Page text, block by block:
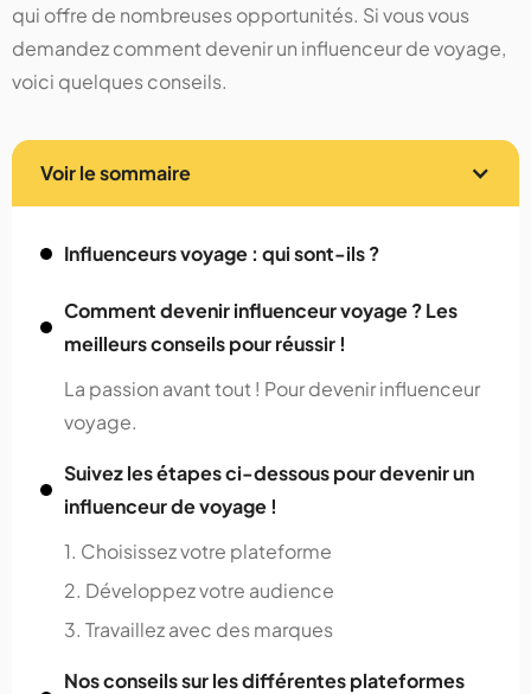
qui offre de nombreuses opportunités. Si vous vous
demandez comment devenir un influenceur de voyage,
voici quelques conseils.
Voir le sommaire
Influenceurs voyage : qui sont-ils ?
Comment devenir influenceur voyage ? Les
meilleurs conseils pour réussir !
La passion avant tout ! Pour devenir influenceur
voyage.
Suivez les étapes ci-dessous pour devenir un
influenceur de voyage !
1. Choisissez votre plateforme
2. Développez votre audience
3. Travaillez avec des marques
Nos conseils sur les différentes plateformes